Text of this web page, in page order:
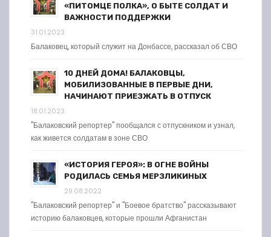
«ПИТОМЦЕ ПОЛКА», О БЫТЕ СОЛДАТ И
ВАЖНОСТИ ПОДДЕРЖКИ
31.01.2023
Балаковец, который служит на Донбассе, рассказал об СВО
10 ДНЕЙ ДОМА! БАЛАКОВЦЫ,
МОБИЛИЗОВАННЫЕ В ПЕРВЫЕ ДНИ,
НАЧИНАЮТ ПРИЕЗЖАТЬ В ОТПУСК
18.01.2023
"Балаковский репортер" пообщался с отпускником и узнал,
как живется солдатам в зоне СВО
«ИСТОРИЯ ГЕРОЯ»: В ОГНЕ ВОЙНЫ
РОДИЛАСЬ СЕМЬЯ МЕРЗЛИКИНЫХ
29.08.2022
"Балаковский репортер" и "Боевое братство" рассказывают
историю балаковцев, которые прошли Афганистан